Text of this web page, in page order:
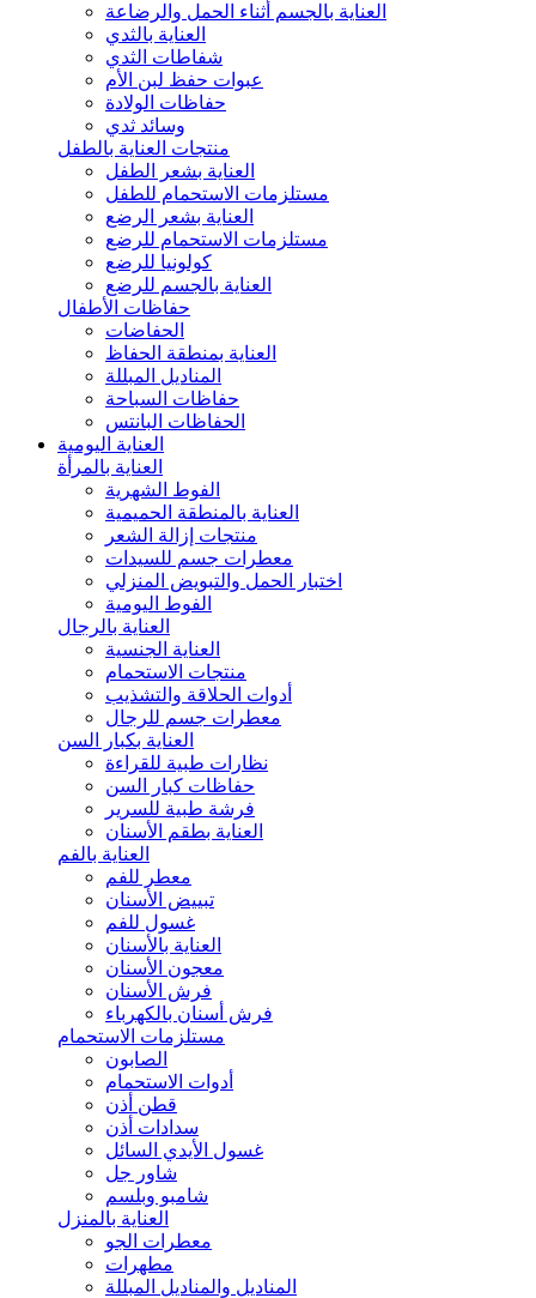
العناية بالجسم أثناء الحمل والرضاعة
العناية بالثدي
شفاطات الثدي
عبوات حفظ لبن الأم
حفاظات الولادة
وسائد ثدي
منتجات العناية بالطفل
العناية بشعر الطفل
مستلزمات الاستحمام للطفل
العناية بشعر الرضع
مستلزمات الاستحمام للرضع
كولونيا للرضع
العناية بالجسم للرضع
حفاظات الأطفال
الحفاضات
العناية بمنطقة الحفاظ
المناديل المبللة
حفاظات السباحة
الحفاظات البانتس
العناية اليومية
العناية بالمرأة
الفوط الشهرية
العناية بالمنطقة الحميمية
منتجات إزالة الشعر
معطرات جسم للسيدات
اختبار الحمل والتبويض المنزلي
الفوط اليومية
العناية بالرجال
العناية الجنسية
منتجات الاستحمام
أدوات الحلاقة والتشذيب
معطرات جسم للرجال
العناية بكبار السن
نظارات طبية للقراءة
حفاظات كبار السن
فرشة طبية للسرير
العناية بطقم الأسنان
العناية بالفم
معطر للفم
تبييض الأسنان
غسول للفم
العناية بالأسنان
معجون الأسنان
فرش الأسنان
فرش أسنان بالكهرباء
مستلزمات الاستحمام
الصابون
أدوات الاستحمام
قطن أذن
سدادات أذن
غسول الأيدي السائل
شاور جل
شامبو وبلسم
العناية بالمنزل
معطرات الجو
مطهرات
المناديل والمناديل المبللة